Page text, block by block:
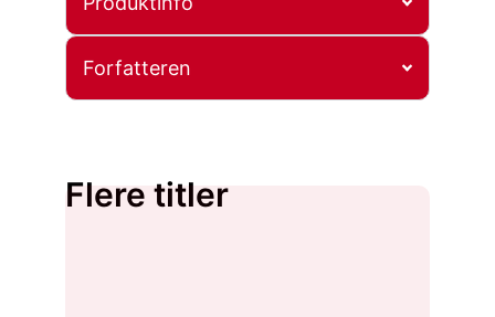
Forfatteren
Flere titler